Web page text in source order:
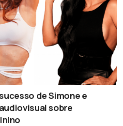
de Simone e
sobre